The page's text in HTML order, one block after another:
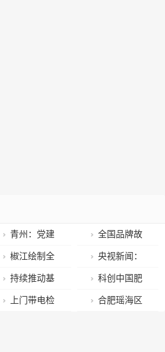
青州：党建
引领 跑出农产
品“漫步云端”
加速度
全国品牌故
事大赛获奖作
品展播
（73）：黎明
椒江绘制全
省首个三维噪
声地图
央视新闻：
电力服务助春
耕
持续推动基
层单元迭代升
科创中国肥
料减施增效发
上门带电检 合肥瑶海区